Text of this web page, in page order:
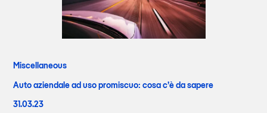
Miscellaneous
Auto aziendale ad uso promiscuo: cosa c’è da sapere
31.03.23